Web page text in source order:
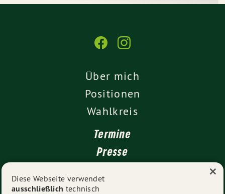
Über mich
Positionen
Wahlkreis
Termine
Presse
Diese Webseite verwendet
ausschließlich technisch
×